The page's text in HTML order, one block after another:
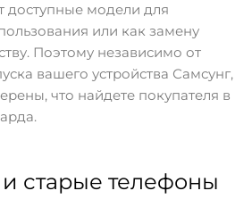
доступные модели для
или как замену
Поэтому независимо от
вашего устройства Самсунг,
что найдете покупателя в
старые телефоны